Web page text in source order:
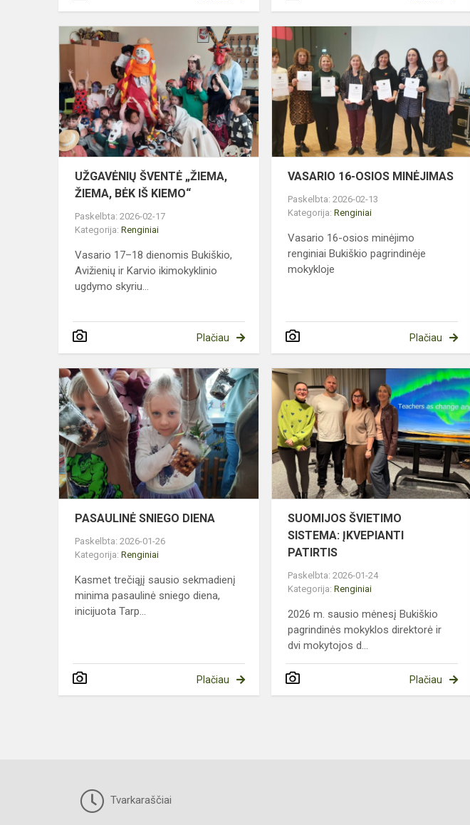
UŽGAVĖNIŲ
ŠVENTĖ
„ŽIEMA,
ŽIEMA,
BĖK
IŠ
KIEMO“
UŽGAVĖNIŲ ŠVENTĖ „ŽIEMA,
ŽIEMA, BĖK IŠ KIEMO“
Paskelbta: 2026-02-17
Kategorija: Renginiai
Vasario 17–18 dienomis Bukiškio,
Avižienių ir Karvio ikimokyklinio
ugdymo skyriu...
Plačiau
VASARIO 16-OSIOS MINĖJIMAS
Paskelbta: 2026-02-13
Kategorija:Renginiai
Vasario 16-osios minėjimo
renginiai Bukiškio pagrindinėje
mokykloje
Plačiau
PASAULINĖ
SNIEGO
DIENA
PASAULINĖ SNIEGO DIENA
Paskelbta: 2026-01-26
Kategorija: Renginiai
Kasmet trečiąjį sausio sekmadienį
minima pasaulinė sniego diena,
inicijuota Tarp...
Plačiau
SUOMIJOS ŠVIETIMO
SISTEMA: ĮKVEPIANTI
PATIRTIS
Paskelbta: 2026-01-24
Kategorija:Renginiai
2026 m. sausio mėnesį Bukiškio
pagrindinės mokyklos direktorė ir
dvi mokytojos d...
Plačiau
Tvarkaraščiai